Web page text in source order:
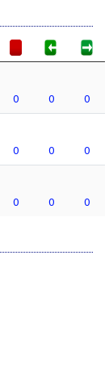
0 0
0
0 0
0
0 0 0